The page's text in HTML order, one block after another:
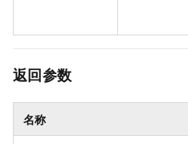
返回参数
名称